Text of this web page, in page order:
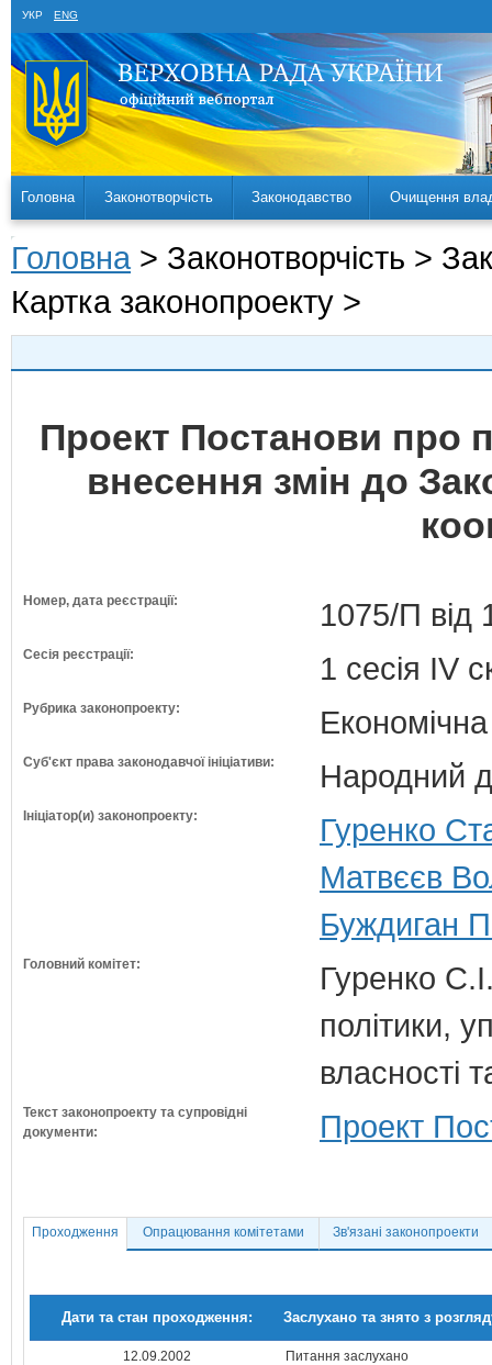
УКР ENG
Головна Законотворчість Законодавство Очищення
Головна > Законотворчість >
Картка законопроекту >
Проект Постанови про
внесення змін до
Номер, дата реєстрації: 1075/П від
Сесія реєстрації: 1 сесія IV
Рубрика законопроекту:
Суб'єкт права законодавчої ініціативи: Народний
Ініціатор(и) законопроекту:
Гуренко
Матвєєв
Буждиган
Головний комітет:
Гуренко
політики,
власності
Текст законопроекту та супровідні
документи:
Проект
Проходження Опрацювання комітетами Зв'язані законопроекти
Дати та стан проходження: Заслухано та знято з
12.09.2002
Питання заслухано